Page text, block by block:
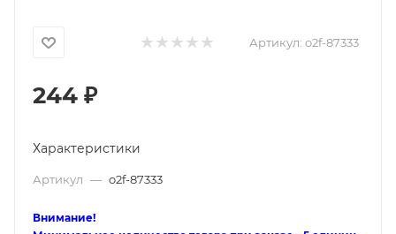
Артикул: o2f-87333
244 ₽
Характеристики
Артикул — o2f-87333
Внимание!